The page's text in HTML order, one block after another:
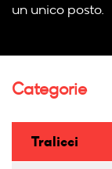
un unico posto.
Categorie
Tralicci